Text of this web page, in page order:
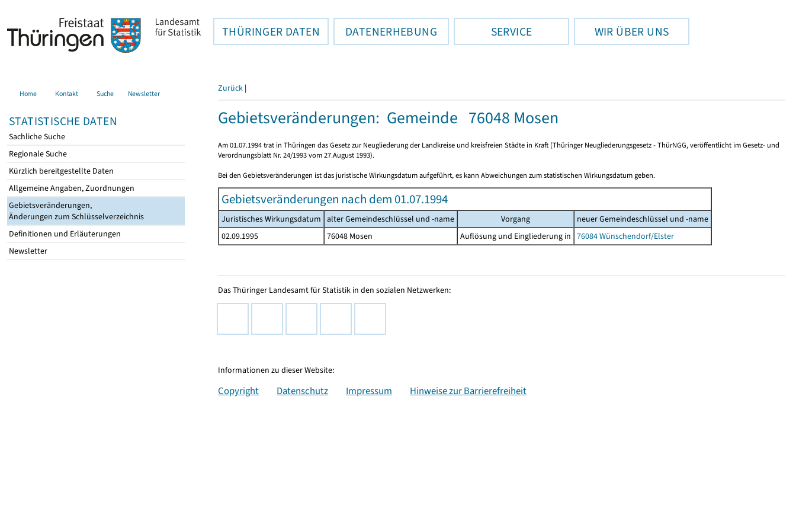
THÜRINGER DATEN DATENERHEBUNG SERVICE WIR ÜBER UNS
Home Kontakt Suche Newsletter
STATISTISCHE DATEN
Sachliche Suche
Regionale Suche
Kürzlich bereitgestellte Daten
Allgemeine Angaben, Zuordnungen
Gebietsveränderungen,
Änderungen zum Schlüsselverzeichnis
Definitionen und Erläuterungen
Newsletter
Zurück |
Gebietsveränderungen: Gemeinde 76048 Mosen
Am 01.07.1994 trat in Thüringen das Gesetz zur Neugliederung der Landkreise und kreisfreien Städte in Kraft (Thüringer Neugliederungsgesetz - ThürNGG, veröffentlicht im Gesetz- und
Verordnungsblatt Nr. 24/1993 vom 27.August 1993).
Bei den Gebietsveränderungen ist das juristische Wirkungsdatum aufgeführt, es kann Abweichungen zum statistischen Wirkungsdatum geben.
Gebietsveränderungen nach dem 01.07.1994
Juristisches Wirkungsdatum alter Gemeindeschlüssel und -name Vorgang
neuer Gemeindeschlüssel und -name
02.09.1995
76048 Mosen Auflösung und Eingliederung in 76084 Wünschendorf/Elster
Das Thüringer Landesamt für Statistik in den sozialen Netzwerken:
Informationen zu dieser Website:
Copyright Datenschutz Impressum Hinweise zur Barrierefreiheit